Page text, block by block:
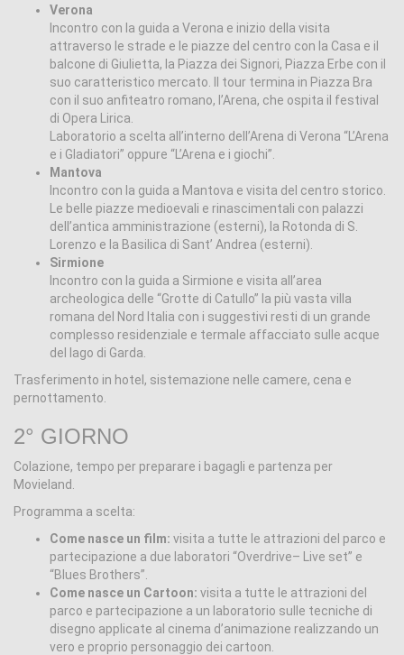
Verona
Incontro con la guida a Verona e inizio della visita
attraverso le strade e le piazze del centro con la Casa e il
balcone di Giulietta, la Piazza dei Signori, Piazza Erbe con il
suo caratteristico mercato. Il tour termina in Piazza Bra
con il suo anfiteatro romano, l’Arena, che ospita il festival
di Opera Lirica.
Laboratorio a scelta all’interno dell’Arena di Verona “L’Arena
e i Gladiatori” oppure “L’Arena e i giochi”.
Mantova
Incontro con la guida a Mantova e visita del centro storico.
Le belle piazze medioevali e rinascimentali con palazzi
dell’antica amministrazione (esterni), la Rotonda di S.
Lorenzo e la Basilica di Sant’ Andrea (esterni).
Sirmione
Incontro con la guida a Sirmione e visita all’area
archeologica delle “Grotte di Catullo” la più vasta villa
romana del Nord Italia con i suggestivi resti di un grande
complesso residenziale e termale affacciato sulle acque
del lago di Garda.
Trasferimento in hotel, sistemazione nelle camere, cena e
pernottamento.
2° GIORNO
Colazione, tempo per preparare i bagagli e partenza per
Movieland.
Programma a scelta:
Come nasce un film: visita a tutte le attrazioni del parco e
partecipazione a due laboratori “Overdrive– Live set” e
“Blues Brothers”.
Come nasce un Cartoon: visita a tutte le attrazioni del
parco e partecipazione a un laboratorio sulle tecniche di
disegno applicate al cinema d’animazione realizzando un
vero e proprio personaggio dei cartoon.